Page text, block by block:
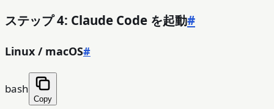
ステップ 4: Claude Code を起動#
Linux / macOS#
bash
Copy